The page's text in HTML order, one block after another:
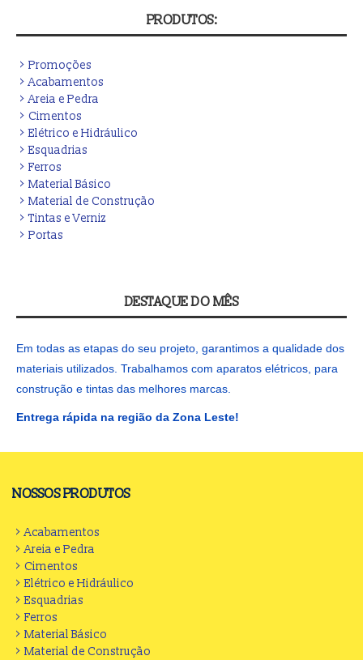
PRODUTOS:
Promoções
Acabamentos
Areia e Pedra
Cimentos
Elétrico e Hidráulico
Esquadrias
Ferros
Material Básico
Material de Construção
Tintas e Verniz
Portas
DESTAQUE DO MÊS
Em todas as etapas do seu projeto, garantimos a qualidade dos
materiais utilizados. Trabalhamos com aparatos elétricos, para
construção e tintas das melhores marcas.
Entrega rápida na região da Zona Leste!
NOSSOS PRODUTOS
Acabamentos
Areia e Pedra
Cimentos
Elétrico e Hidráulico
Esquadrias
Ferros
Material Básico
Material de Construção